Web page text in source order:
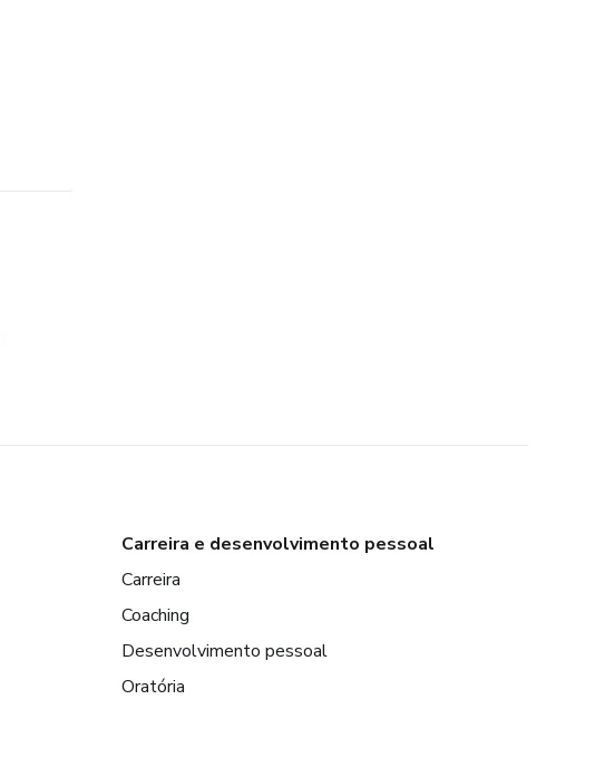
Carreira e desenvolvimento pessoal
Carreira
Coaching
Desenvolvimento pessoal
Oratória